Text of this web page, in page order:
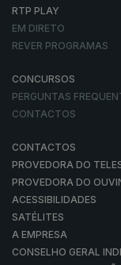
RTP PLAY
EM DIRETO
REVER PROGRAMAS
CONCURSOS
PERGUNTAS
CONTACTOS
CONTACTOS
PROVEDORA DO
PROVEDORA DO
ACESSIBILIDADES
SATÉLITES
A EMPRESA
CONSELHO GERAL